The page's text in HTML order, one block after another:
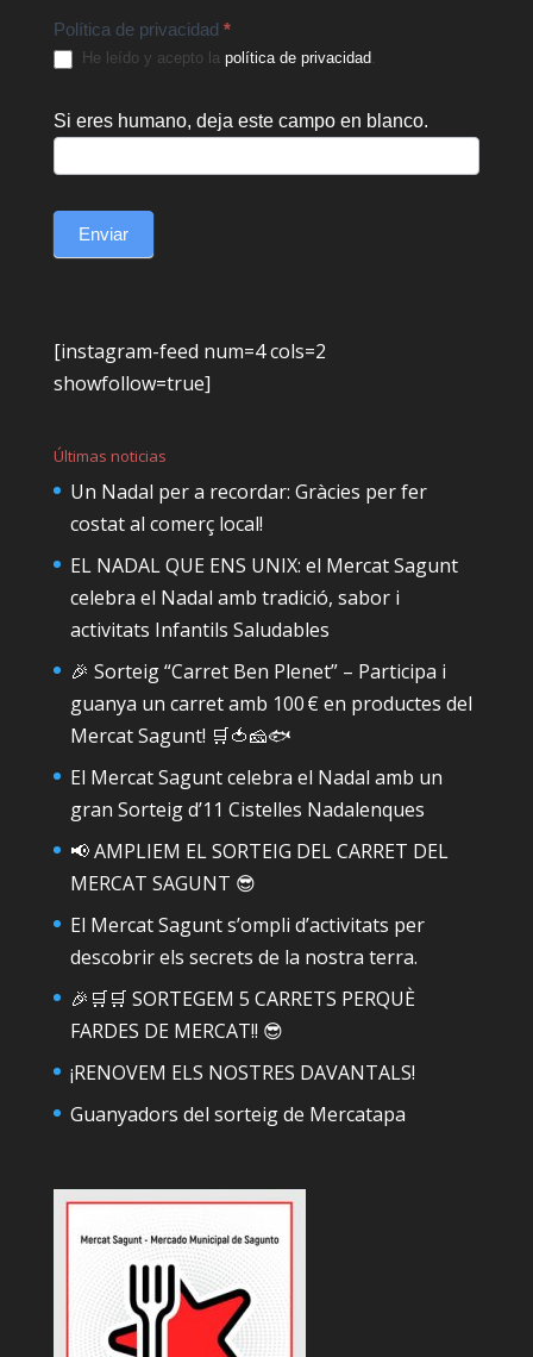
Política de privacidad *
He leído y acepto la política de privacidad.
Si eres humano, deja este campo en blanco.
Enviar
[instagram-feed num=4 cols=2
showfollow=true]
Últimas noticias
Un Nadal per a recordar: Gràcies per fer
costat al comerç local!
EL NADAL QUE ENS UNIX: el Mercat Sagunt
celebra el Nadal amb tradició, sabor i
activitats Infantils Saludables
🎉 Sorteig “Carret Ben Plenet” – Participa i
guanya un carret amb 100 € en productes del
Mercat Sagunt! 🛒🍅🧀🐟
El Mercat Sagunt celebra el Nadal amb un
gran Sorteig d’11 Cistelles Nadalenques
📢 AMPLIEM EL SORTEIG DEL CARRET DEL
MERCAT SAGUNT 😎
El Mercat Sagunt s’ompli d’activitats per
descobrir els secrets de la nostra terra.
🎉🛒🛒 SORTEGEM 5 CARRETS PERQUÈ
FARDES DE MERCAT!! 😎
¡RENOVEM ELS NOSTRES DAVANTALS!
Guanyadors del sorteig de Mercatapa